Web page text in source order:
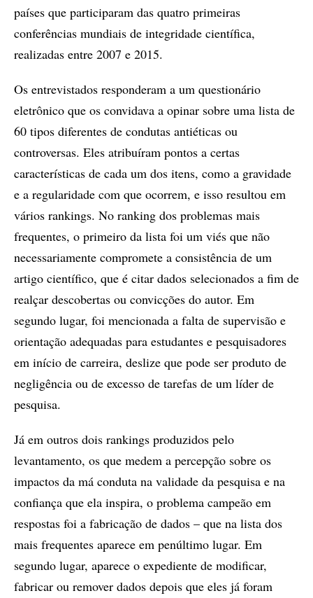
países que participaram das quatro primeiras
conferências mundiais de integridade científica,
realizadas entre 2007 e 2015.
Os entrevistados responderam a um questionário
eletrônico que os convidava a opinar sobre uma lista de
60 tipos diferentes de condutas antiéticas ou
controversas. Eles atribuíram pontos a certas
características de cada um dos itens, como a gravidade
e a regularidade com que ocorrem, e isso resultou em
vários rankings. No ranking dos problemas mais
frequentes, o primeiro da lista foi um viés que não
necessariamente compromete a consistência de um
artigo científico, que é citar dados selecionados a fim de
realçar descobertas ou convicções do autor. Em
segundo lugar, foi mencionada a falta de supervisão e
orientação adequadas para estudantes e pesquisadores
em início de carreira, deslize que pode ser produto de
negligência ou de excesso de tarefas de um líder de
pesquisa.
Já em outros dois rankings produzidos pelo
levantamento, os que medem a percepção sobre os
impactos da má conduta na validade da pesquisa e na
confiança que ela inspira, o problema campeão em
respostas foi a fabricação de dados – que na lista dos
mais frequentes aparece em penúltimo lugar. Em
segundo lugar, aparece o expediente de modificar,
fabricar ou remover dados depois que eles já foram